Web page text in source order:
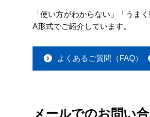
「使い方がわからない」「うま
A形式でご紹介しています。
よくあるご質問（FAQ）
メールでのお問い